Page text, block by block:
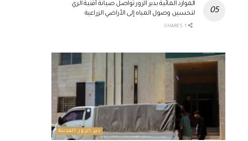
الموارد المائية بدير الزور تواصل صيانة أقنية الري
لتحسين وصول المياه إلى الأراضي الزراعية
دير الزور المدينة